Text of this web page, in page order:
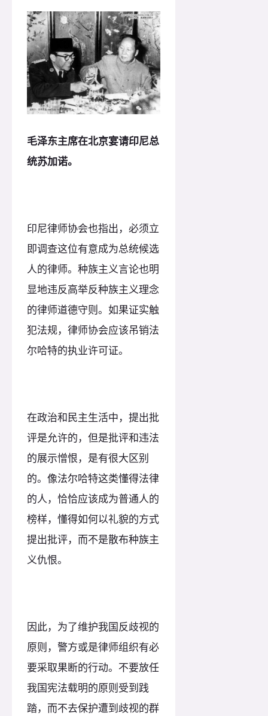
毛泽东主席在北京宴请印尼总
统苏加诺。
印尼律师协会也指出，必须立
即调查这位有意成为总统候选
人的律师。种族主义言论也明
显地违反高举反种族主义理念
的律师道德守则。如果证实触
犯法规，律师协会应该吊销法
尔哈特的执业许可证。
在政治和民主生活中，提出批
评是允许的，但是批评和违法
的展示憎恨，是有很大区别
的。像法尔哈特这类懂得法律
的人，恰恰应该成为普通人的
榜样，懂得如何以礼貌的方式
提出批评，而不是散布种族主
义仇恨。
因此，为了维护我国反歧视的
原则，警方或是律师组织有必
要采取果断的行动。不要放任
我国宪法载明的原则受到践
踏，而不去保护遭到歧视的群